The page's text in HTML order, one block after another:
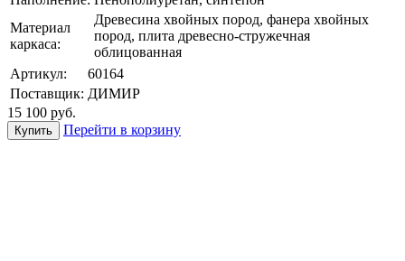
Материал
каркаса:
Древесина хвойных пород, фанера хвойных
пород, плита древесно-стружечная
облицованная
Артикул:
60164
Поставщик: ДИМИР
15 100 руб.
Перейти в корзину